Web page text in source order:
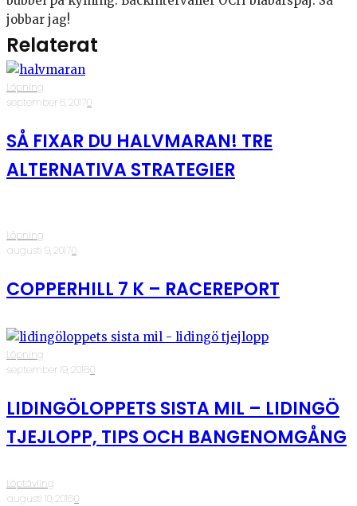
jobbar jag!
Relaterat
Löpning
·september 6, 2017·0
SÅ FIXAR DU HALVMARAN! TRE
ALTERNATIVA STRATEGIER
Löpning
·augusti 9, 2017·0
COPPERHILL 7 K – RACEREPORT
Löpning
·september 19, 2016·0
LIDINGÖLOPPETS SISTA MIL – LIDINGÖ
TJEJLOPP, TIPS OCH BANGENOMGÅNG
Löptävling
·augusti 10, 2016·0